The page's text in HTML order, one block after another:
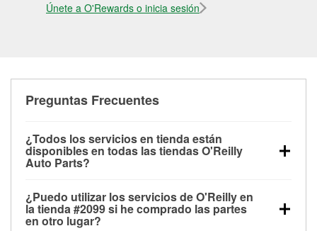
Únete a O'Rewards o inicia sesión
Preguntas Frecuentes
¿Todos los servicios en tienda están
disponibles en todas las tiendas O'Reilly
Auto Parts?
las pruebas de batería, pruebas de alternador y
motor de arranque, revisión de la luz “Check Engine”
¿Puedo utilizar los servicios de O'Reilly en
la tienda #2099 si he comprado las partes
en otro lugar?